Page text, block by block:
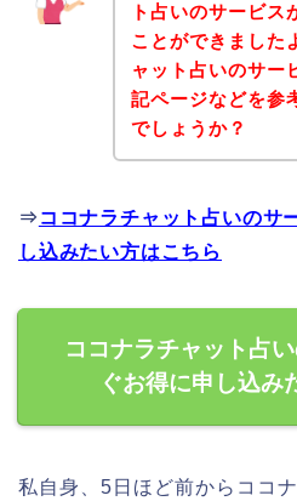
ト占いのサービス
ことができました
ャット占いのサー
記ページなどを参
でしょうか？
⇒ ココナラチャット占いのサ
し込みたい方はこちら
ココナラチャット占
ぐお得に申し込み
私自身、5日ほど前からココ